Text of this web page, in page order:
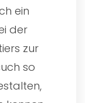
ein
der
zur
so